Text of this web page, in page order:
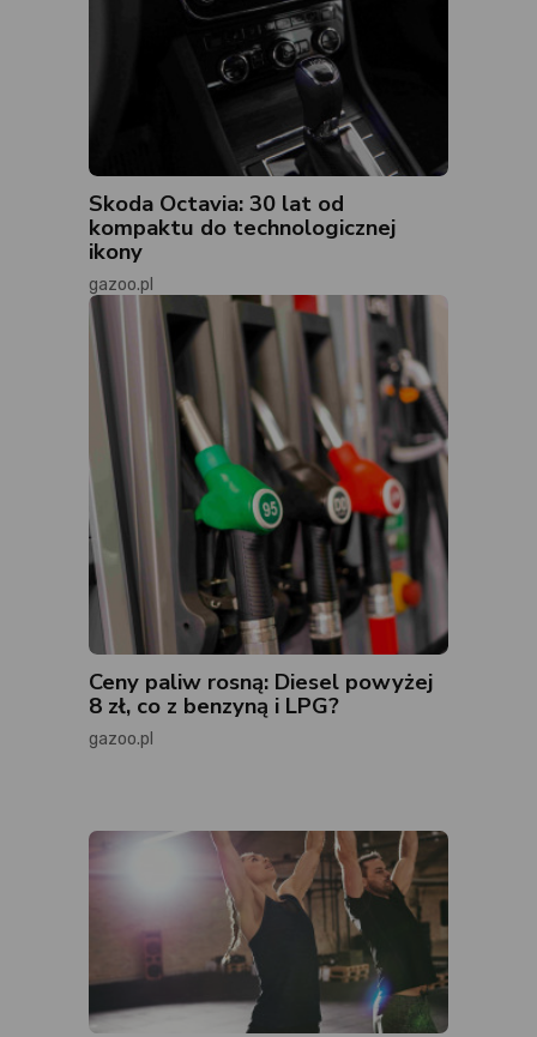
Skoda Octavia: 30 lat od
kompaktu do technologicznej
ikony
gazoo.pl
Ceny paliw rosną: Diesel powyżej
8 zł, co z benzyną i LPG?
gazoo.pl